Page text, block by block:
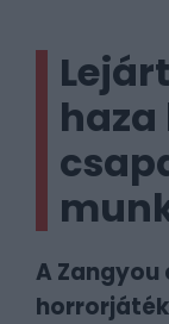
haza
A
horrorjáték